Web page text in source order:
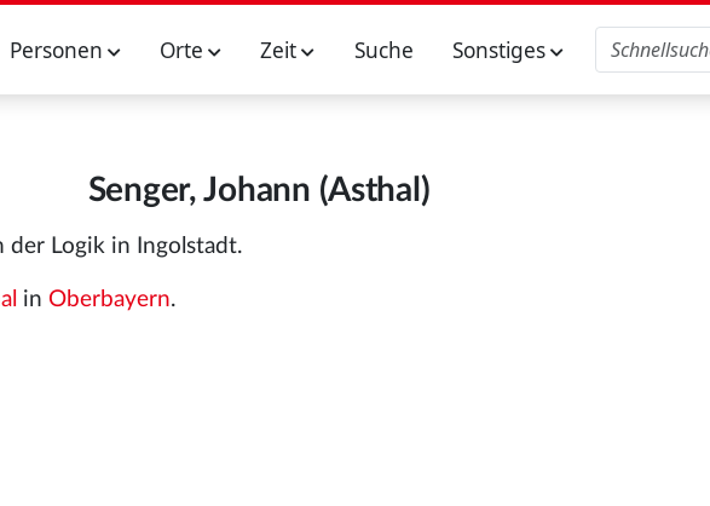
Personen Orte Zeit Suche Sonstiges
Senger, Johann (Asthal)
der Logik in Ingolstadt.
in Oberbayern.